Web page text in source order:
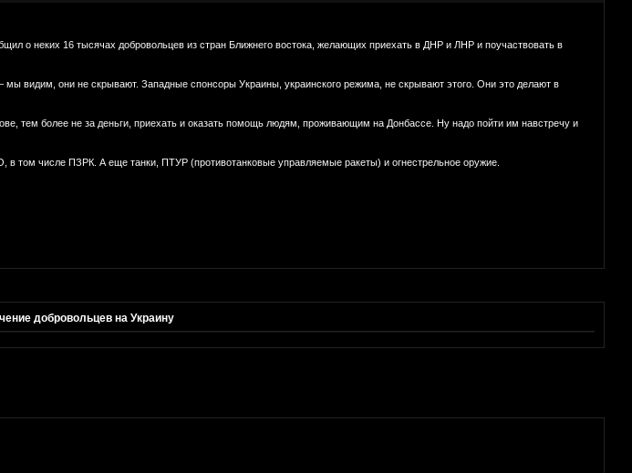
о неких 16 тысячах добровольцев из стран Ближнего востока, желающих приехать в ДНР и ЛНР и поучаствовать в
мы видим, они не скрывают. Западные спонсоры Украины, украинского режима, не скрывают этого. Они это делают в
тем более не за деньги, приехать и оказать помощь людям, проживающим на Донбассе. Ну надо пойти им навстречу и
том числе ПЗРК. А еще танки, ПТУР (противотанковые управляемые ракеты) и огнестрельное оружие.
добровольцев на Украину